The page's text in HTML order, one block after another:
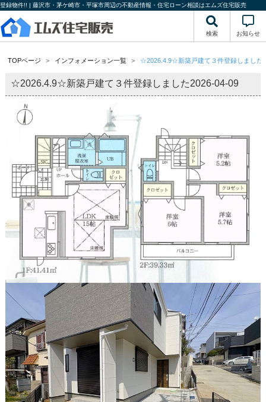
登録物件!! | 藤沢市・茅ケ崎市・平塚市周辺の不動産情報・住宅ローン相談はエムズ住宅販売
検索 お知らせ
TOPページ インフォメーション一覧 ☆2026.4.9☆新築戸建て３件登録しました
☆2026.4.9☆新築戸建て３件登録しました2026-04-09